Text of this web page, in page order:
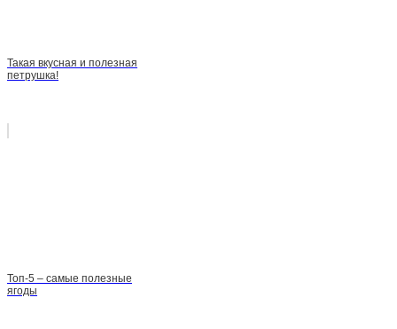
Такая вкусная и полезная
петрушка!
Топ-5 – самые полезные
ягоды